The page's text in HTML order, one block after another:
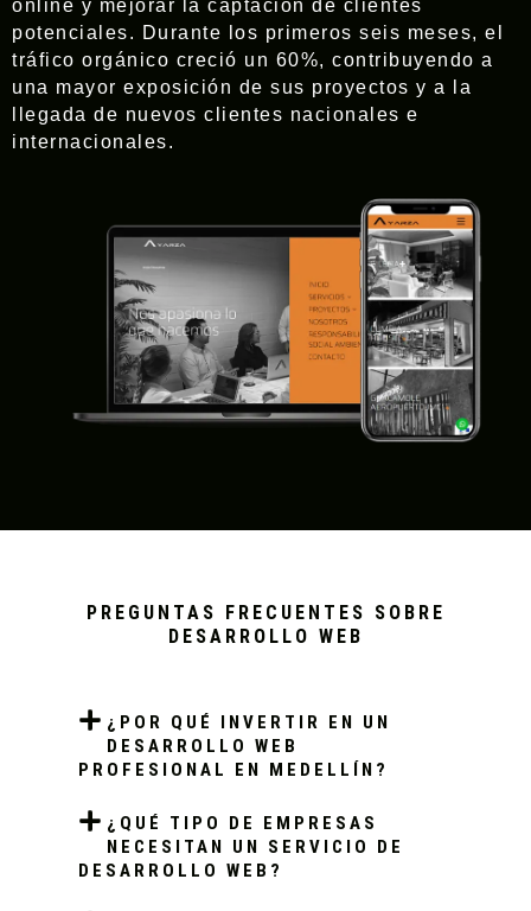
online y mejorar la captación de clientes
potenciales. Durante los primeros seis meses, el
tráfico orgánico creció un 60%, contribuyendo a
una mayor exposición de sus proyectos y a la
llegada de nuevos clientes nacionales e
internacionales.
PREGUNTAS FRECUENTES SOBRE
DESARROLLO WEB
¿POR QUÉ INVERTIR EN UN
DESARROLLO WEB
PROFESIONAL EN MEDELLÍN?
¿QUÉ TIPO DE EMPRESAS
NECESITAN UN SERVICIO DE
DESARROLLO WEB?